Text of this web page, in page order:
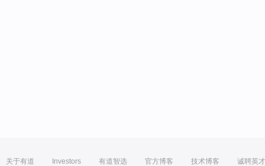
关于有道 Investors 有道智选 官方博客 技术博客 诚聘英才